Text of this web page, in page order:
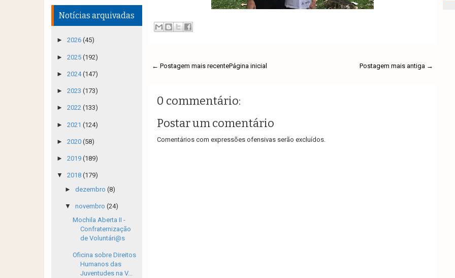
← Postagem mais recente Postagem mais antiga →
Página inicial
0 commentário:
Postar um comentário
Comentários com expressões ofensivas serão excluídos.
Notícias arquivadas
► 2026 (45)
► 2025 (192)
► 2024(147)
► 2023 (173)
► 2022 (133)
► 2021 (124)
► 2020 (58)
► 2019 (189)
▼ 2018 (179)
► dezembro (8)
▼ novembro (24)
Mochila Aberta II -
Confraternização
de Voluntári@s
Oficina sobre Direitos
Humanos das
Juventudes na V...